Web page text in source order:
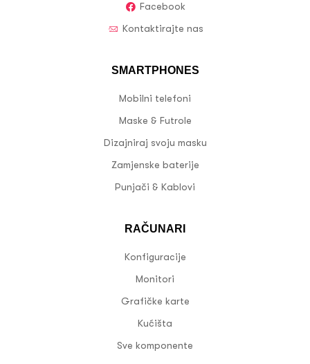
Facebook
Kontaktirajte nas
SMARTPHONES
Mobilni telefoni
Maske & Futrole
Dizajniraj svoju masku
Zamjenske baterije
Punjači & Kablovi
RAČUNARI
Konfiguracije
Monitori
Grafičke karte
Kućišta
Sve komponente